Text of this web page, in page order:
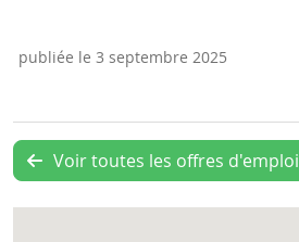
publiée le 3 septembre 2025
Voir toutes les offres d'emploi